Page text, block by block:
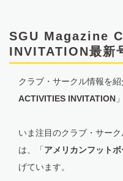
SGU Magazine
INVITATION最新
クラブ・サークル情報を
ACTIVITIES INVITATION
いま注目のクラブ・サー
は、「アメリカンフット
げています。